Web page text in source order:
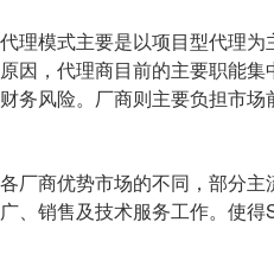
理模式主要是以项目型代理
因，代理商目前的主要职能
务风险。厂商则主要负担市
厂商优势市场的不同，部分
、销售及技术服务工作。使